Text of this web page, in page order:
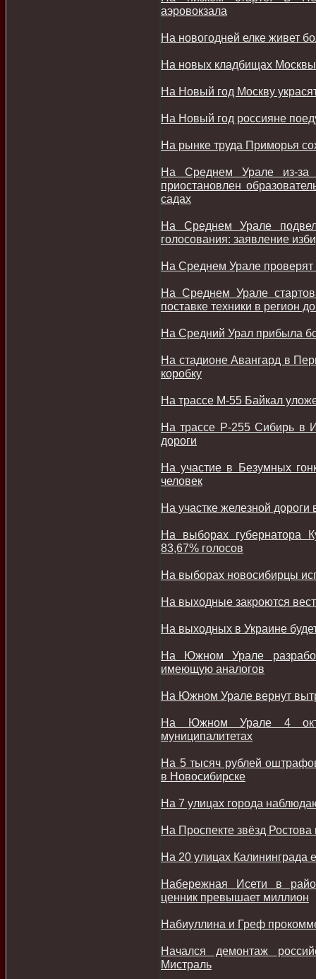
аэровокзала
На новогодней елке живет
На новых кладбищах Москвы
На Новый год Москву
На Новый год россияне
На рынке труда Приморья
На Среднем Урале из-за
приостановлен
садах
На Среднем Урале
голосования: заявление
На Среднем Урале
На Среднем Урале
поставке техники в регион
На Средний Урал прибыла
На стадионе Авангард в
коробку
На трассе М-55 Байкал
На трассе Р-255 Сибирь в
дороги
На участие в Безумных
человек
На участке железной дороги
На выборах губернатора
83,67% голосов
На выборах новосибирцы
На выходные закроются
На выходных в Украине
На Южном Урале
имеющую аналогов
На Южном Урале вернут
На Южном Урале 4
муниципалитетах
На 5 тысяч рублей
в Новосибирске
На 7 улицах города
На Проспекте звёзд
На 20 улицах Калининграда
Набережная Исети в
ценник превышает миллион
Набиуллина и Греф
Начался демонтаж
Мистраль